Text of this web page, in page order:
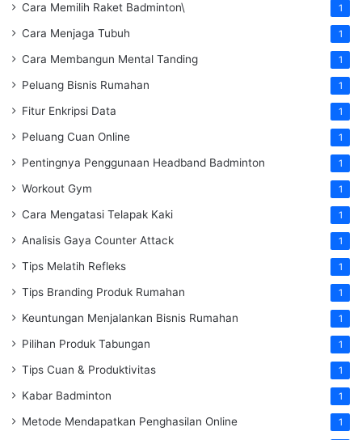
Cara Memilih Raket Badminton\ 1
Cara Menjaga Tubuh 1
Cara Membangun Mental Tanding 1
Peluang Bisnis Rumahan 1
Fitur Enkripsi Data 1
Peluang Cuan Online 1
Pentingnya Penggunaan Headband Badminton 1
Workout Gym 1
Cara Mengatasi Telapak Kaki 1
Analisis Gaya Counter Attack 1
Tips Melatih Refleks 1
Tips Branding Produk Rumahan 1
Keuntungan Menjalankan Bisnis Rumahan 1
Pilihan Produk Tabungan 1
Tips Cuan & Produktivitas 1
Kabar Badminton 1
Metode Mendapatkan Penghasilan Online 1